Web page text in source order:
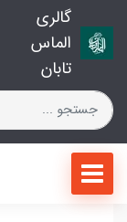
گالری
الماس
تابان